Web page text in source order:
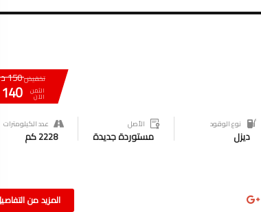
تخفيض150 دم
الثمن
الآن 140 دم
نوع الوقود
ديزل
الأصل
مستوردة جديدة
عدد الكيلومترات
2228 كم
المزيد من